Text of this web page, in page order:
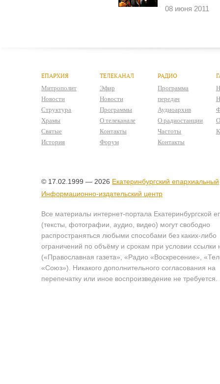
08 июня 2011
ЕПАРХИЯ
Митрополит
Новости
Структура
Храмы
Святые
История
ТЕЛЕКАНАЛ
Эфир
Новости
Программы
О телеканале
Контакты
Форум
РАДИО
Программа
передач
Аудиоархив
О радиостанции
Частоты
Контакты
© 17.02.1999 — 2026 Екатеринбургский епархиальный
Информационно-издательский центр
Все материалы интернет-портала Екатеринбургской
(тексты, фотографии, аудио, видео) могут свободно
распространяться любыми способами без каких-либо
ограничений по объёму и срокам при условии ссылки
(«Православная газета», «Радио «Воскресение»,
«Союз»). Никакого дополнительного согласования на
перепечатку или иное воспроизведение не требуется.